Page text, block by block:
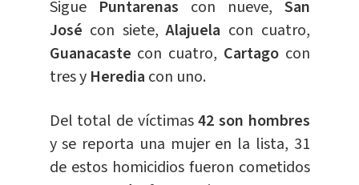
Sigue Puntarenas con nueve, San
José con siete,Alajuela con cuatro,
Guanacaste con cuatro, Cartago con
tres y Heredia con uno.
Del total de víctimas42 son hombres
y se reporta una mujer en la lista, 31
de estos homicidios fueron cometidos